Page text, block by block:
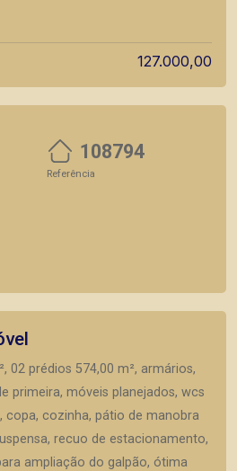
127.000,00
108794
Referência
02 prédios 574,00 m², armários,
primeira, móveis planejados, wcs
cozinha, pátio de manobra
recuo de estacionamento,
ampliação do galpão, ótima